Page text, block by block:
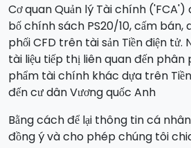
Cơ quan Quản lý Tài chính
bố chính sách PS20/10, cấm bán,
phối CFD trên tài sản Tiền điện tử.
tài liệu tiếp thị liên quan đến phân
phẩm tài chính khác dựa trên
đến cư dân Vương quốc Anh
Bằng cách để lại thông tin cá
đồng ý và cho phép chúng tôi